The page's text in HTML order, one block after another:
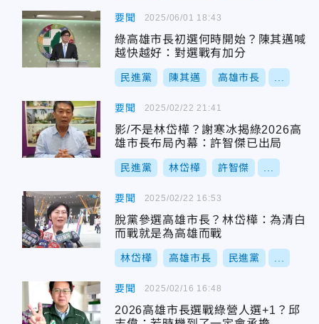
要聞
綠高雄市長初選何時開始？陳其邁喊
越快越好：對選戰有加分
民進黨 陳其邁 高雄市長
2025/06/01 18:43
要聞
影/不是林岱樺？謝寒冰揭綠2026高
雄市長布局內幕：許智傑已出局
民進黨 林岱樺 許智傑
2025/02/22 21:41
要聞
脫黨參選高雄市長？林岱樺：為清白
而戰就是為高雄而戰
林岱樺 高雄市長 民進黨
2025/02/22 16:53
要聞
2026高雄市長選戰綠營人選+1？邱
2025/02/16 16:48